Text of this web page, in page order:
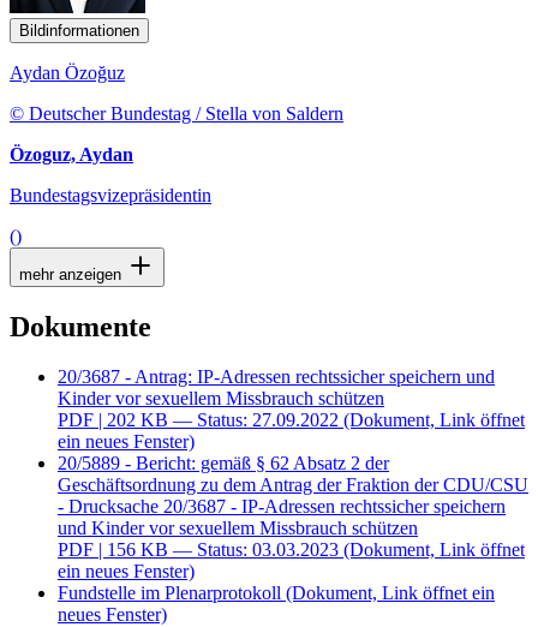
Bildinformationen
Aydan Özoğuz
© Deutscher Bundestag / Stella von Saldern
Özoguz, Aydan
Bundestagsvizepräsidentin
()
mehr anzeigen
Dokumente
20/3687 - Antrag: IP-Adressen rechtssicher speichern und
Kinder vor sexuellem Missbrauch schützen
PDF | 202 KB — Status: 27.09.2022 (Dokument, Link öffnet
ein neues Fenster)
20/5889 - Bericht: gemäß § 62 Absatz 2 der
Geschäftsordnung zu dem Antrag der Fraktion der CDU/CSU
- Drucksache 20/3687 - IP-Adressen rechtssicher speichern
und Kinder vor sexuellem Missbrauch schützen
PDF | 156 KB — Status: 03.03.2023 (Dokument, Link öffnet
ein neues Fenster)
Fundstelle im Plenarprotokoll (Dokument, Link öffnet ein
neues Fenster)